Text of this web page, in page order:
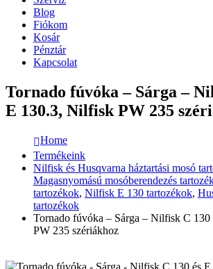
Blog
Fiókom
Kosár
Pénztár
Kapcsolat
Tornado fúvóka – Sárga –
E 130.3, Nilfisk PW 235
Home
Termékeink
Nilfisk és Husqvarna háztartási mosó
Magasnyomású mosóberendezés
tartozékok, Nilfisk E 130 tartozékok,
tartozékok
Tornado fúvóka – Sárga – Nilfisk C
PW 235 szériákhoz